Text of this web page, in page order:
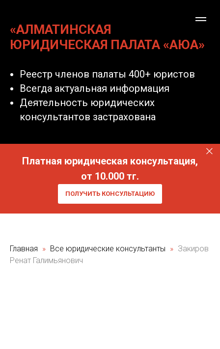
«АЛМАТИНСКАЯ
ЮРИДИЧЕСКАЯ ПАЛАТА «АЮА»
Реестр членов палаты 400+ юристов
Всегда актуальная информация
Деятельность юридических
консультантов застрахована
Платная юридическая консультация,
от 10.000 тг.
ПОЛУЧИТЬ КОНСУЛЬТАЦИЮ
Главная Все юридические консультанты
Закиров
Ренат Галимьянович